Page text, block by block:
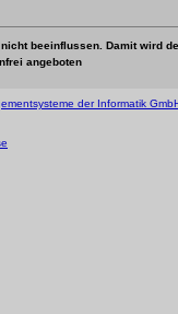
beeinflussen. Damit wird
angeboten
der Informatik